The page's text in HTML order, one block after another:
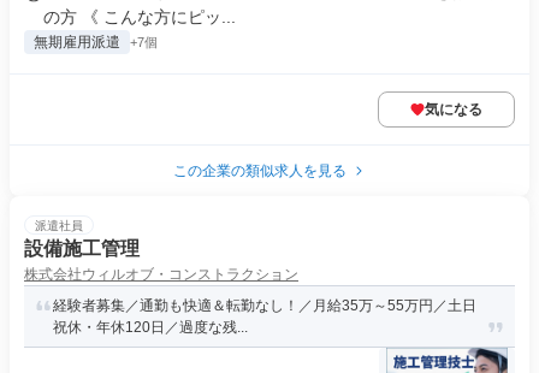
の方 《 こんな方にピッ...
無期雇用派遣 +7個
気になる
この企業の類似求人を見る
派遣社員
設備施工管理
株式会社ウィルオブ・コンストラクション
経験者募集／通勤も快適＆転勤なし！／月給35万～55万円／土日
祝休・年休120日／過度な残...